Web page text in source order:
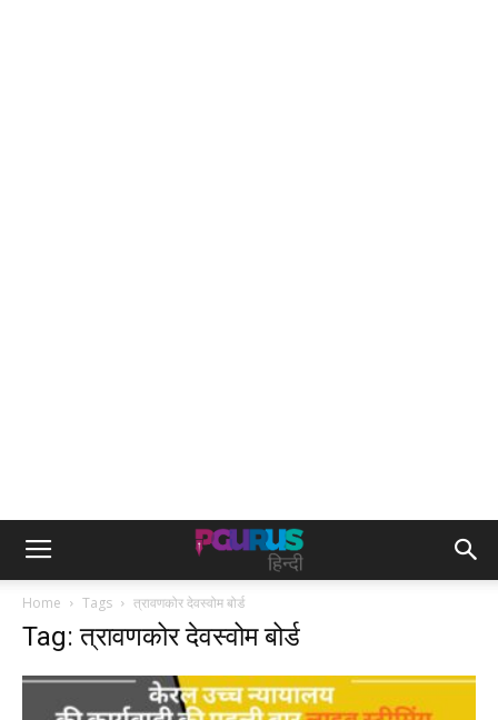
Home Tags त्रावणकोर देवस्वोम बोर्ड
Tag: त्रावणकोर देवस्वोम बोर्ड